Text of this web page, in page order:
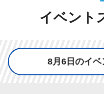
イベント
8月6日のイ